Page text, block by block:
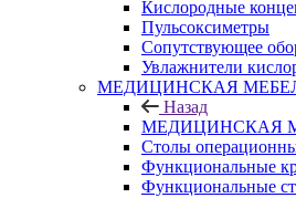
Кислородные
Пульсоксиметры
Сопутствующее
Увлажнители
МЕДИЦИНСКАЯ
Назад
МЕДИЦИНСКАЯ
Столы
Функциональные
Функциональные